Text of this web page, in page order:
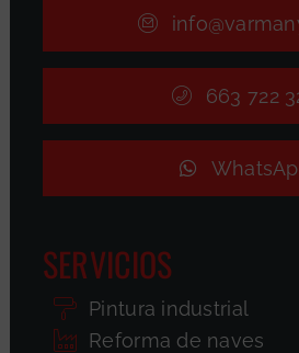
663 722
SERVICIOS
Pintura industrial
Reforma de naves